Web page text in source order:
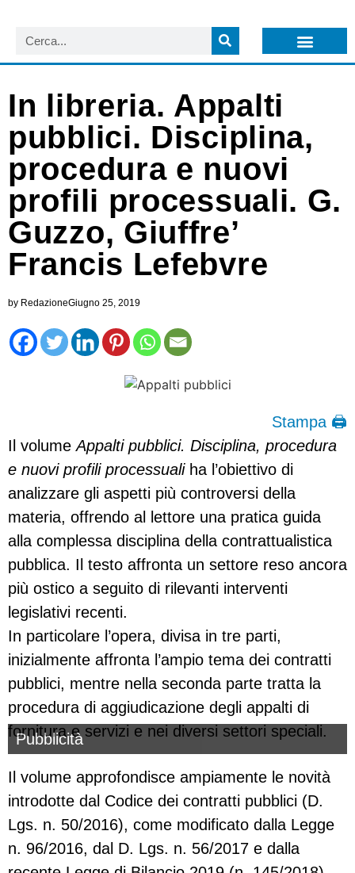
In libreria. Appalti
pubblici. Disciplina,
procedura e nuovi
profili processuali. G.
Guzzo, Giuffre’
Francis Lefebvre
by RedazioneGiugno 25, 2019
Stampa 🖨
Il volumeAppalti pubblici. Disciplina, procedura
e nuovi profili processualiha l’obiettivo di
analizzare gli aspetti più controversi della
materia, offrendo al lettore una pratica guida
alla complessa disciplina della contrattualistica
pubblica. Il testo affronta un settore reso ancora
più ostico a seguito di rilevanti interventi
legislativi recenti.
In particolare l’opera, divisa in tre parti,
inizialmente affronta l’ampio tema dei contratti
pubblici, mentre nella seconda parte tratta la
procedura di aggiudicazione degli appalti di
fornitura e servizi e nei diversi settori speciali.
Pubblicità
Il volume approfondisce ampiamente le novità
introdotte dal Codice dei contratti pubblici (D.
Lgs. n. 50/2016), come modificato dalla Legge
n. 96/2016, dal D. Lgs. n. 56/2017 e dalla